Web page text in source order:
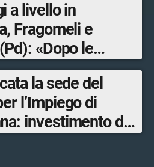
a livello in
Fragomeli e
«Dopo le
solo un terzo delle
sarà
il 2026»
la sede del
l’Impiego di
investimento da